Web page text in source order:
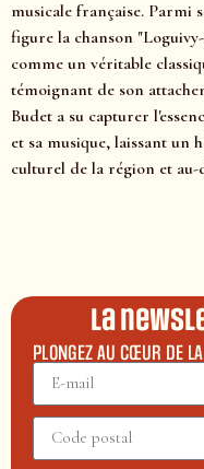
musicale française. Parmi
figure la chanson
comme un véritable
témoignant de son
Budet a su capturer
et sa musique, laissant un
culturel de la région et au-
La
PLONGEZ AU CŒUR DE